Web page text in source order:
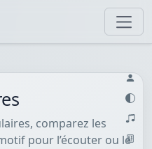
comparez les
pour l’écouter ou le